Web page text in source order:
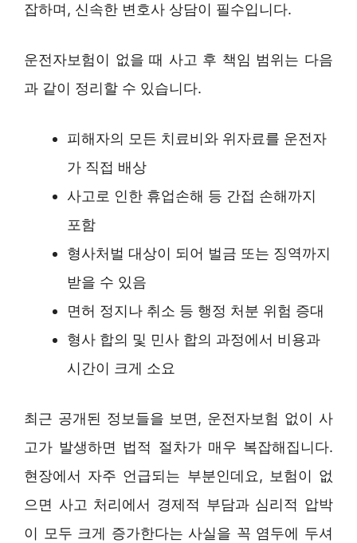
잡하며, 신속한 변호사 상담이 필수입니다.
운전자보험이 없을 때 사고 후 책임 범위는 다음
과 같이 정리할 수 있습니다.
피해자의 모든 치료비와 위자료를 운전자
가 직접 배상
사고로 인한 휴업손해 등 간접 손해까지
포함
형사처벌 대상이 되어 벌금 또는 징역까지
받을 수 있음
면허 정지나 취소 등 행정 처분 위험 증대
형사 합의 및 민사 합의 과정에서 비용과
시간이 크게 소요
최근 공개된 정보들을 보면, 운전자보험 없이 사
고가 발생하면 법적 절차가 매우 복잡해집니다.
현장에서 자주 언급되는 부분인데요, 보험이 없
으면 사고 처리에서 경제적 부담과 심리적 압박
이 모두 크게 증가한다는 사실을 꼭 염두에 두셔